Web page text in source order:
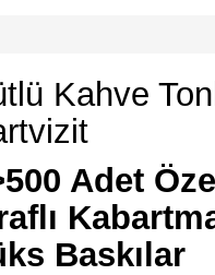
Kahve
Adet
Baskılar